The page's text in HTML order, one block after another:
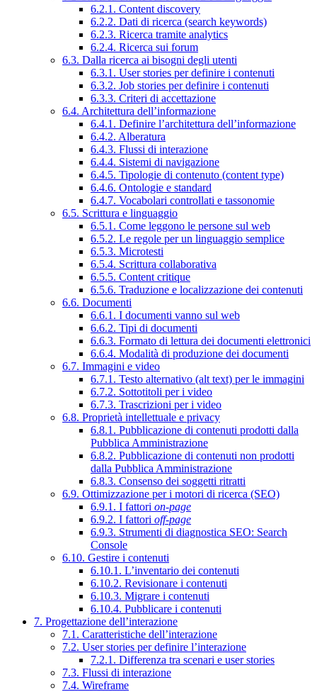
6.2.1. Content discovery
6.2.2. Dati di ricerca (search keywords)
6.2.3. Ricerca tramite analytics
6.2.4. Ricerca sui forum
6.3. Dalla ricerca ai bisogni degli utenti
6.3.1. User stories per definire i contenuti
6.3.2. Job stories per definire i contenuti
6.3.3. Criteri di accettazione
6.4. Architettura dell’informazione
6.4.1. Definire l’architettura dell’informazione
6.4.2. Alberatura
6.4.3. Flussi di interazione
6.4.4. Sistemi di navigazione
6.4.5. Tipologie di contenuto (content type)
6.4.6. Ontologie e standard
6.4.7. Vocabolari controllati e tassonomie
6.5. Scrittura e linguaggio
6.5.1. Come leggono le persone sul web
6.5.2. Le regole per un linguaggio semplice
6.5.3. Microtesti
6.5.4. Scrittura collaborativa
6.5.5. Content critique
6.5.6. Traduzione e localizzazione dei contenuti
6.6. Documenti
6.6.1. I documenti vanno sul web
6.6.2. Tipi di documenti
6.6.3. Formato di lettura dei documenti elettronici
6.6.4. Modalità di produzione dei documenti
6.7. Immagini e video
6.7.1. Testo alternativo (alt text) per le immagini
6.7.2. Sottotitoli per i video
6.7.3. Trascrizioni per i video
6.8. Proprietà intellettuale e privacy
6.8.1. Pubblicazione di contenuti prodotti dalla
Pubblica Amministrazione
6.8.2. Pubblicazione di contenuti non prodotti
dalla Pubblica Amministrazione
6.8.3. Consenso dei soggetti ritratti
6.9. Ottimizzazione per i motori di ricerca (SEO)
6.9.1. I fattori on-page
6.9.2. I fattori off-page
6.9.3. Strumenti di diagnostica SEO: Search
Console
6.10. Gestire i contenuti
6.10.1. L’inventario dei contenuti
6.10.2. Revisionare i contenuti
6.10.3. Migrare i contenuti
6.10.4. Pubblicare i contenuti
7. Progettazione dell’interazione
7.1. Caratteristiche dell’interazione
7.2. User stories per definire l’interazione
7.2.1. Differenza tra scenari e user stories
7.3. Flussi di interazione
7.4. Wireframe